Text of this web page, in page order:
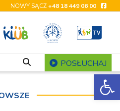
NOWY SĄCZ+48 18 449 06 00
POSŁUCHAJ